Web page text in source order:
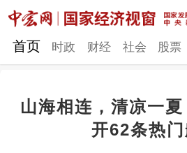
网站地
财经
首页 时政 财经 社会 股票
山海相连，清凉一
开62条热